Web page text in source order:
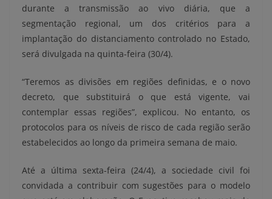
durante a transmissão ao vivo diária, que a
segmentação regional, um dos critérios para a
implantação do distanciamento controlado no Estado,
será divulgada na quinta-feira (30/4).
“Teremos as divisões em regiões definidas, e o novo
decreto, que substituirá o que está vigente, vai
contemplar essas regiões”, explicou. No entanto, os
protocolos para os níveis de risco de cada região serão
estabelecidos ao longo da primeira semana de maio.
Até a última sexta-feira (24/4), a sociedade civil foi
convidada a contribuir com sugestões para o modelo